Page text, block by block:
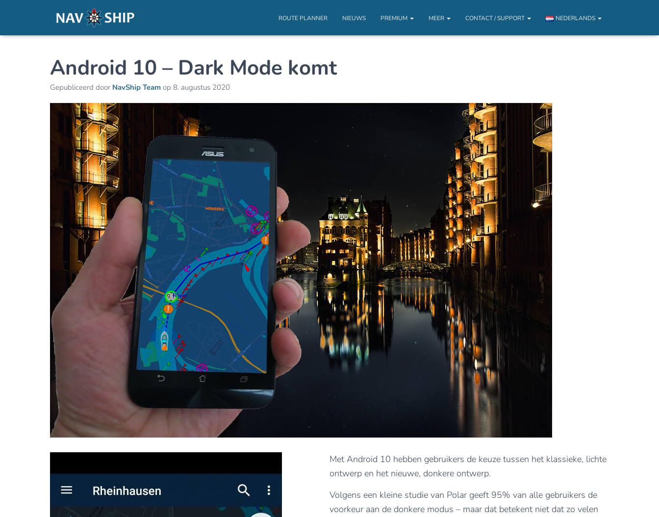
ROUTE PLANNER NIEUWS PREMIUM MEER CONTACT / SUPPORT NEDERLANDS
Android 10 – Dark Mode komt
Gepubliceerd door NavShip Team op 8. augustus 2020
Met Android 10 hebben gebruikers de keuze tussen het klassieke, lichte
ontwerp en het nieuwe, donkere ontwerp.
Volgens een kleine studie van Polar geeft 95% van alle gebruikers de
voorkeur aan de donkere modus – maar dat betekent niet dat zo velen